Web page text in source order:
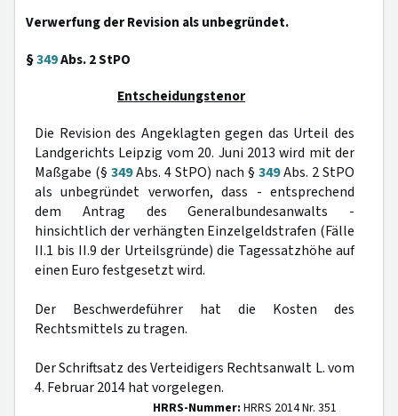
Verwerfung der Revision als unbegründet.
§349Abs. 2 StPO
Entscheidungstenor
Die Revision des Angeklagten gegen das Urteil des
Landgerichts Leipzig vom 20. Juni 2013 wird mit der
Maßgabe (§ 349Abs. 4 StPO) nach § 349Abs. 2 StPO
als unbegründet verworfen, dass - entsprechend
dem Antrag des Generalbundesanwalts -
hinsichtlich der verhängten Einzelgeldstrafen (Fälle
II.1 bis II.9 der Urteilsgründe) die Tagessatzhöhe auf
einen Euro festgesetzt wird.
Der Beschwerdeführer hat die Kosten des
Rechtsmittels zu tragen.
Der Schriftsatz des Verteidigers Rechtsanwalt L. vom
4. Februar 2014 hat vorgelegen.
HRRS-Nummer: HRRS 2014 Nr. 351